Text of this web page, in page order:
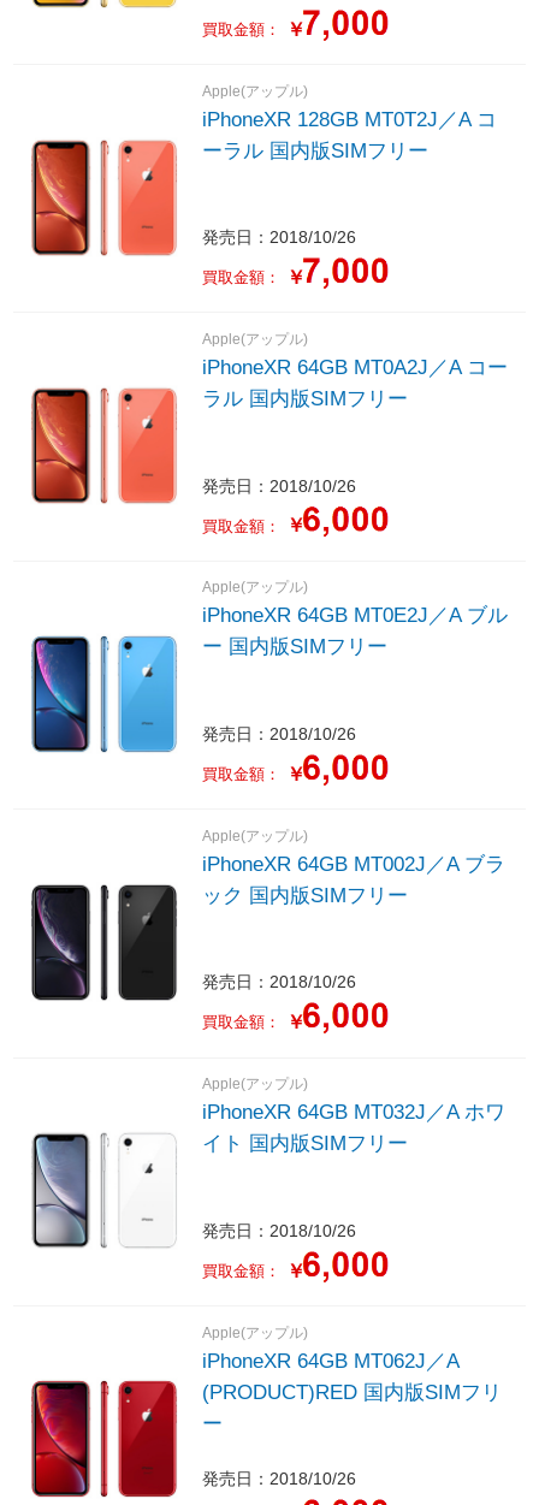
買取金額： ￥
Apple(アップル)
iPhoneXR 128GB MT0T2J／A コ
ーラル 国内版SIMフリー
発売日：2018/10/26
買取金額： ￥
Apple(アップル)
iPhoneXR 64GB MT0A2J／A コー
ラル 国内版SIMフリー
発売日：2018/10/26
買取金額： ￥
Apple(アップル)
iPhoneXR 64GB MT0E2J／A ブル
ー 国内版SIMフリー
発売日：2018/10/26
買取金額： ￥
Apple(アップル)
iPhoneXR 64GB MT002J／A ブラ
ック 国内版SIMフリー
発売日：2018/10/26
買取金額： ￥
Apple(アップル)
iPhoneXR 64GB MT032J／A ホワ
イト 国内版SIMフリー
発売日：2018/10/26
買取金額： ￥
Apple(アップル)
iPhoneXR 64GB MT062J／A
(PRODUCT)RED 国内版SIMフリ
ー
発売日：2018/10/26